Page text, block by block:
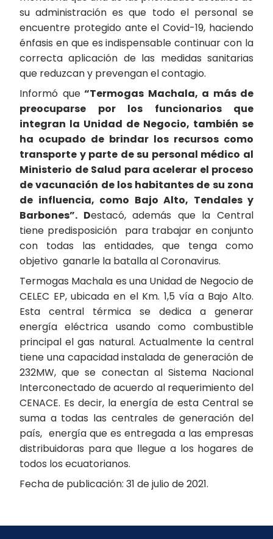
su administración es que todo el personal se
encuentre protegido ante el Covid-19, haciendo
énfasis en que es indispensable continuar con la
correcta aplicación de las medidas sanitarias
que reduzcan y prevengan el contagio.
Informó que“Termogas Machala, a más de
preocuparse por los funcionarios que
integran la Unidad de Negocio, también se
ha ocupado de brindar los recursos como
transporte y parte de su personal médico al
Ministerio de Salud para acelerar el proceso
de vacunación de los habitantes de su zona
de influencia, como Bajo Alto, Tendales y
Barbones”. Destacó, además que la Central
tiene predisposición para trabajar en conjunto
con todas las entidades, que tenga como
objetivo ganarle la batalla al Coronavirus.
Termogas Machala es una Unidad de Negocio de
CELEC EP, ubicada en el Km. 1,5 vía a Bajo Alto.
Esta central térmica se dedica a generar
energía eléctrica usando como combustible
principal el gas natural. Actualmente la central
tiene una capacidad instalada de generación de
232MW, que se conectan al Sistema Nacional
Interconectado de acuerdo al requerimiento del
CENACE. Es decir, la energía de esta Central se
suma a todas las centrales de generación del
país, energía que es entregada a las empresas
distribuidoras para que llegue a los hogares de
todos los ecuatorianos.
Fecha de publicación: 31 de julio de 2021.